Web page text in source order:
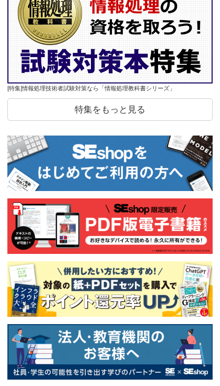
[特集]情報処理技術者試験対策なら「情報処理教科書シリーズ」
特集をもっと見る